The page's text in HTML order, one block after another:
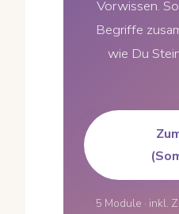
Vorwissen.
Begriffe
wie Du
5 Module · inkl.